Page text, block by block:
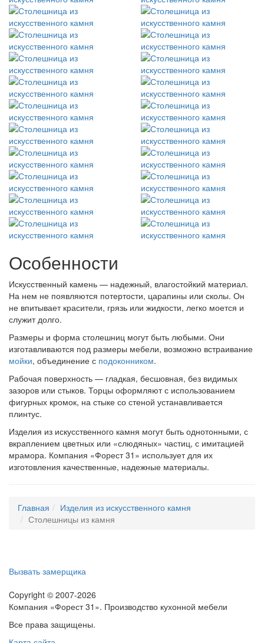
Особенности
Искусственный камень — надежный, влагостойкий материал.
На нем не появляются потертости, царапины или сколы. Он
не впитывает красители, грязь или жидкости, легко моется и
служит долго.
Размеры и форма столешниц могут быть любыми. Они
изготавливаются под размеры мебели, возможно встраивание
мойки, объединение с подоконником.
Рабочая поверхность — гладкая, бесшовная, без видимых
зазоров или стыков. Торцы оформляют с использованием
фигурных кромок, на стыке со стеной устанавливается
плинтус.
Изделия из искусственного камня могут быть однотонными, с
вкраплением цветных или «слюдяных» частиц, с имитацией
мрамора. Компания «Форест 31» использует для их
изготовления качественные, надежные материалы.
Главная
Изделия из искусственного камня
Столешницы из камня
Вызвать замерщика
Copyright © 2007-2026
Компания «Форест 31». Производство кухонной мебели
Все права защищены.